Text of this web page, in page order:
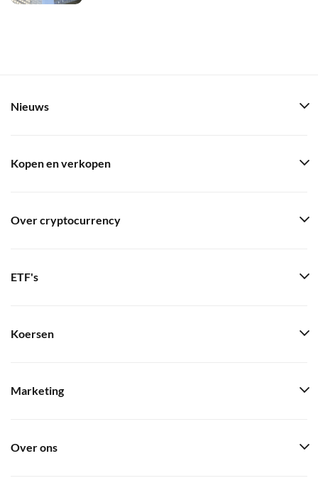
Nieuws
Kopen en verkopen
Over cryptocurrency
ETF's
Koersen
Marketing
Over ons